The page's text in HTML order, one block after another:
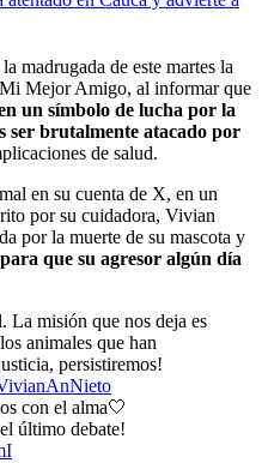
madrugada de este martes la
Mejor Amigo, al informar que
un símbolo de lucha por la
ser brutalmente atacado por
de salud.
en su cuenta de X, en un
por su cuidadora, Vivian
por la muerte de su mascota y
que su agresor algún día
La misión que nos deja es
animales que han
persistiremos!
con el alma🤍
último debate!